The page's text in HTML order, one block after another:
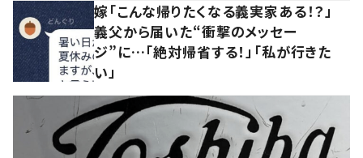
嫁「こんな帰りたくなる義実家ある！？」
義父から届いた“衝撃のメッセー
ジ”に…「絶対帰省する！」「私が行きた
い」